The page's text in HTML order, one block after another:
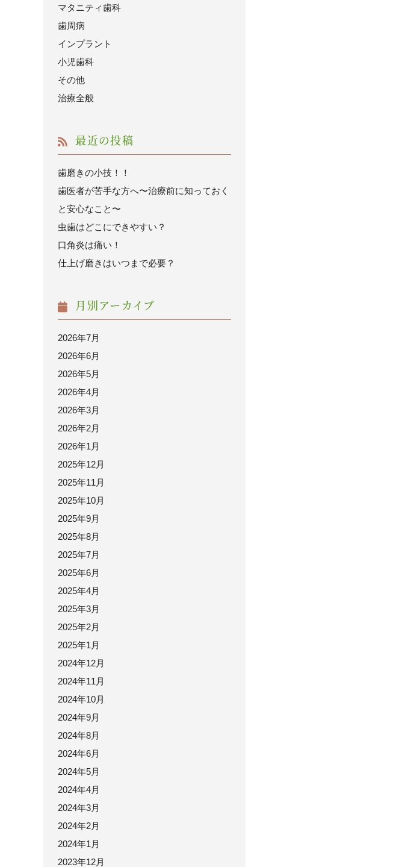
マタニティ歯科
歯周病
インプラント
小児歯科
その他
治療全般
最近の投稿
歯磨きの小技！！
歯医者が苦手な方へ〜治療前に知っておく
と安心なこと〜
虫歯はどこにできやすい？
口角炎は痛い！
仕上げ磨きはいつまで必要？
月別アーカイブ
2026年7月
2026年6月
2026年5月
2026年4月
2026年3月
2026年2月
2026年1月
2025年12月
2025年11月
2025年10月
2025年9月
2025年8月
2025年7月
2025年6月
2025年4月
2025年3月
2025年2月
2025年1月
2024年12月
2024年11月
2024年10月
2024年9月
2024年8月
2024年6月
2024年5月
2024年4月
2024年3月
2024年2月
2024年1月
2023年12月